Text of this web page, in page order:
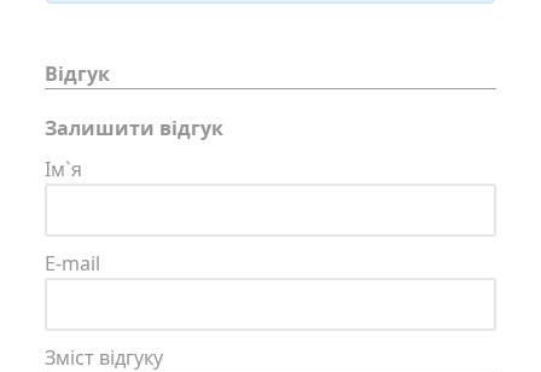
Відгук
Залишити відгук
Ім`я
E-mail
Зміст відгуку